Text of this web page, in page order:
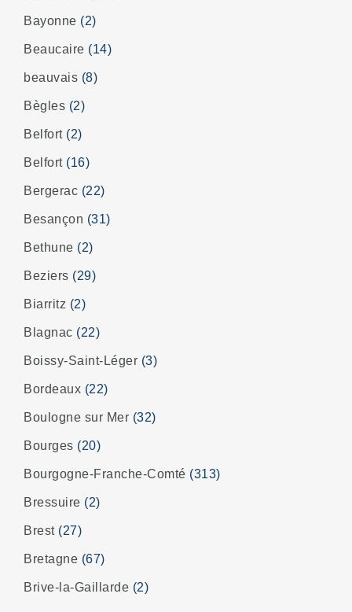
Bayonne (2)
Beaucaire (14)
beauvais (8)
Bègles (2)
Belfort (2)
Belfort (16)
Bergerac (22)
Besançon (31)
Bethune (2)
Beziers (29)
Biarritz (2)
Blagnac (22)
Boissy-Saint-Léger (3)
Bordeaux (22)
Boulogne sur Mer (32)
Bourges (20)
Bourgogne-Franche-Comté (313)
Bressuire (2)
Brest (27)
Bretagne (67)
Brive-la-Gaillarde (2)